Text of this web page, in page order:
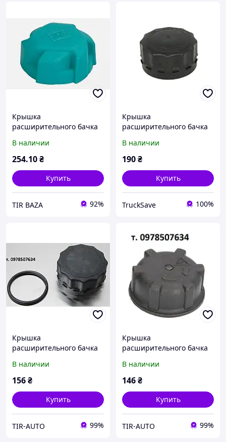
Крышка
расширительного бачка
В наличии
254.10₴
Купить
TIR BAZA 92%
Крышка
расширительного бачка
XF106, RVI MAGNUM,
1685352, 5516031803,
В наличии
190₴
Купить
TruckSave 100%
Крышка
расширительного бачка
1685352, D0642-WS )
В наличии
156₴
Купить
TIR-AUTO 99%
Крышка
расширительного бачка
94868CNT )
В наличии
146₴
Купить
TIR-AUTO 99%